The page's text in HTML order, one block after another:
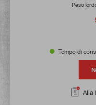
Peso
Tempo di
Alla